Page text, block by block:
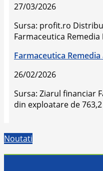
27/03/2026
Sursa: profit.ro
Farmaceutica
Farmaceutica
26/02/2026
Sursa: Ziarul financiar
din exploatare de
Noutati